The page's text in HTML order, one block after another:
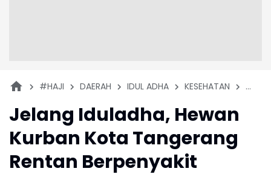
#HAJI DAERAH IDUL ADHA KESEHATAN
Jelang Iduladha, Hewan
Kurban Kota Tangerang
Rentan Berpenyakit